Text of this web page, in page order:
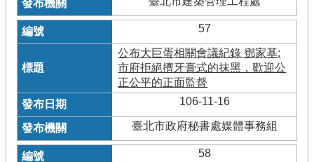
57
公布大巨蛋相關會議紀錄 鄧家基:
市府拒絕擠牙膏式的抹黑，歡迎公
正公平的正面監督
106-11-16
臺北市政府秘書處媒體事務組
58